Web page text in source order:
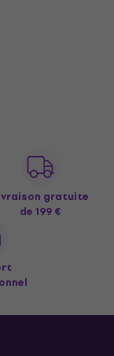
gratuite
de 199 €